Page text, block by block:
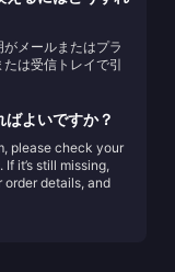
メールまたはプラ
は受信トレイで引
よいですか？
please check your
it’s still missing,
details, and